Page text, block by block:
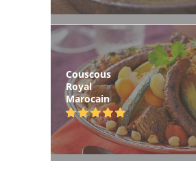
Couscous
Royal
Marocain